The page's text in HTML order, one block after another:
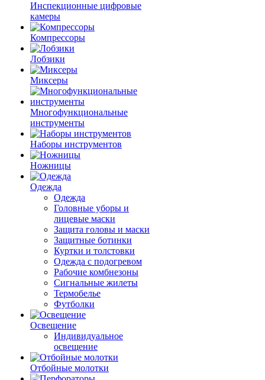
Инспекционные цифровые
камеры
Компрессоры
Лобзики
Миксеры
Многофункциональные
инструменты
Наборы инструментов
Ножницы
Одежда
Одежда
Головные уборы и
лицевые маски
Защита головы и маски
Защитные ботинки
Куртки и толстовки
Одежда с подогревом
Рабочие комбнезоны
Сигнальные жилеты
Термобелье
Футболки
Освещение
Индивидуальное
освещение
Отбойные молотки